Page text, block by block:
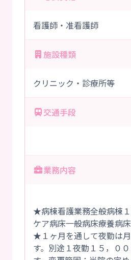
看護師・准看護師
施設種類
クリニック・診療所等
交通手段
業務内容
★病棟看護業務全般病棟
ケア病床一般病床療養病床
★１ヶ月を通して夜勤は
す。別途１夜勤１５，０